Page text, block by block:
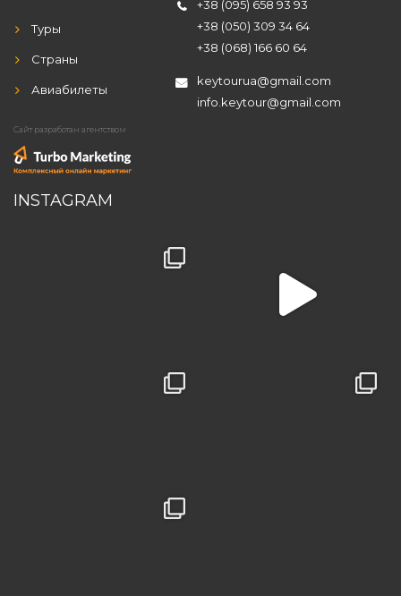
+38 (095) 658 93 93
+38 (050) 309 34 64
+38 (068) 166 60 64
keytourua@gmail.com
info.keytour@gmail.com
Туры
Страны
Авиабилеты
Сайт разработан агентством
INSTAGRAM